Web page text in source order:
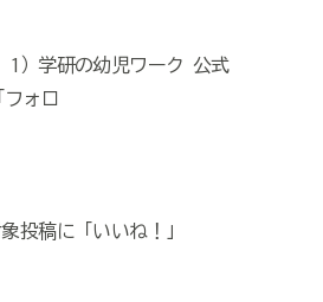
1 ）学研の幼児ワーク 公式
フォロ
」
投稿に「いいね！」